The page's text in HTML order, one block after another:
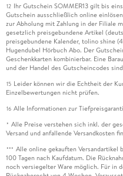
12 Ihr Gutschein SOMMER13 gilt bis
Gutschein ausschließlich online
zur Abholung mit Zahlung in der Filiale
gesetzlich preisgebundene Artikel
preisgebundene Kalender, tolino shine
Hugendubel Hörbuch Abo. Der
Geschenkkarten kombinierbar. Eine
und der Handel des Gutscheincodes
15 Leider können wir die Echtheit der
Einzelbewertungen nicht prüfen.
16 Alle Informationen zur
* Alle Preise verstehen sich inkl. der
Versand und anfallende Versandkosten
*** Alle online gekauften Versandartikel
100 Tagen nach Kaufdatum. Die
noch versiegelter Ware möglich. Für in